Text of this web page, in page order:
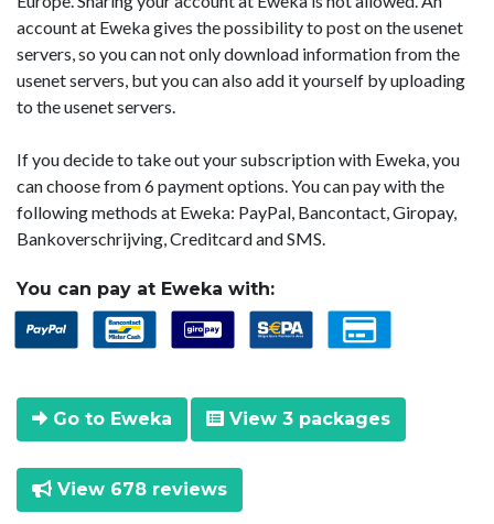
account at Eweka gives the possibility to post on the usenet
servers, so you can not only download information from the
usenet servers, but you can also add it yourself by uploading
to the usenet servers.
If you decide to take out your subscription with Eweka, you
can choose from 6 payment options. You can pay with the
following methods at Eweka: PayPal, Bancontact, Giropay,
Bankoverschrijving, Creditcard and SMS.
You can pay at Eweka with:
Go to Eweka View 3 packages
View 678 reviews